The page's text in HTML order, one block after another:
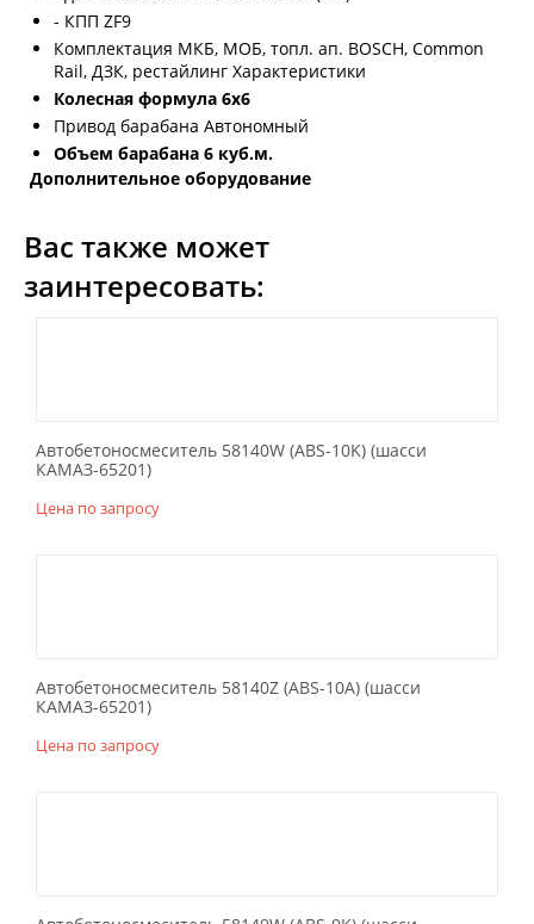
- КПП ZF9
Комплектация МКБ, МОБ, топл. ап. BOSCH, Common
Rail, ДЗК, рестайлинг Характеристики
Колесная формула 6х6
Привод барабана Автономный
Объем барабана 6 куб.м.
Дополнительное оборудование
Вас также может
заинтересовать:
Автобетоносмеситель 58140W (АВS-10K) (шасси
КАМАЗ-65201)
Цена по запросу
Автобетоносмеситель 58140Z (ABS-10A) (шасси
КАМАЗ-65201)
Цена по запросу